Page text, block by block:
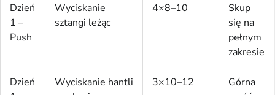
Dzień
1 –
Push
Wyciskanie
sztangi leżąc
4×8–10
Skup
się na
pełnym
zakresie
Dzień
Wyciskanie hantli
3×10–12
Górna